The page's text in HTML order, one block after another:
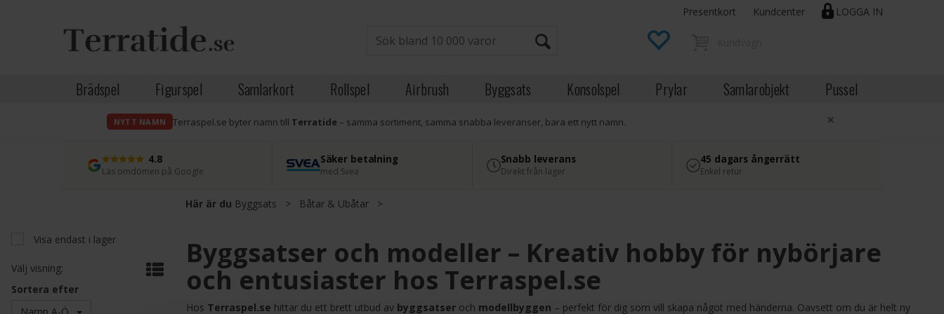
LOGGA IN
Presentkort Kundcenter
Brädspel Figurspel Samlarkort Rollspel Airbrush Byggsats Konsolspel Prylar Samlarobjekt Pussel
NYTT NAMN Terraspel.se byter namn till Terratide– samma sortiment, samma snabba leveranser, bara ett nytt namn. ×
4.8
Läs omdömen på Google
Säker betalning
med Svea
Snabb leverans
Direkt från lager
45 dagars ångerrätt
Enkel retur
Här är du Byggsats > Båtar & Ubåtar >
Visa endast i lager
Välj visning:
Sortera efter
Byggsatser och modeller – Kreativ hobby för nybörjare
och entusiaster hos Terraspel.se
Hos Terraspel.se hittar du ett brett utbud av byggsatser och modellbyggen – perfekt för dig som vill skapa något med händerna. Oavsett om du är helt ny